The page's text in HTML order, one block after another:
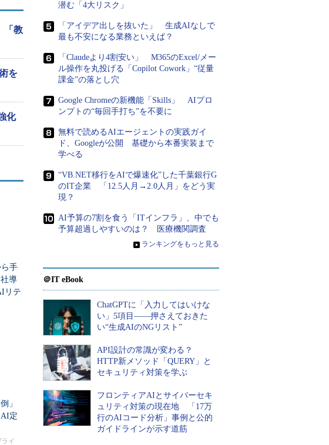
だ
作
に
「教
を
化
ら手
導
リテ
」
定
イ
潜む「4大リスク」
「アイデア出しを抜いた」 生成AIなしで
最も不安になる業務といえば？
「Claudeより4割安い」 M365のExcel/メー
ル操作を丸投げる「Copilot Cowork」“従量
課金”の落とし穴
Google Chromeの新機能「Skills」 AIプロ
ンプトの“毎回手打ち”を不要に
無料で読めるAIエージェントの実践ガイ
ド、Googleが公開 基礎から本番実装まで
学べる
“VB.NET移行をAIで爆速化”した千葉銀行G
のIT企業 「12.5人月→2.0人月」をどう実
現？
AI予算の7割を食う「ITインフラ」、中でも
予算超過しやすいのは？ 医療機関調査
» ランキングをもっと見る
＠IT eBook
ChatGPTに「入力してはいけな
い」5項目――押さえておきた
い“生成AIのNGリスト”
API設計の常識が変わる？
HTTP新メソッド「QUERY」と
セキュリティ対策を学ぶ
フロンティアAIとサイバーセキ
ュリティ対策の現在地 「17万
行のAIコード分析」事例と公的
ガイドラインが示す道筋